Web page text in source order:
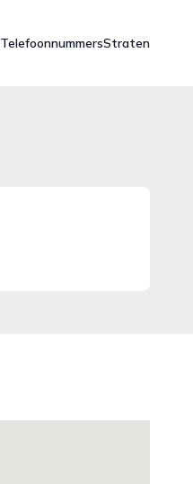
TelefoonnummersStraten